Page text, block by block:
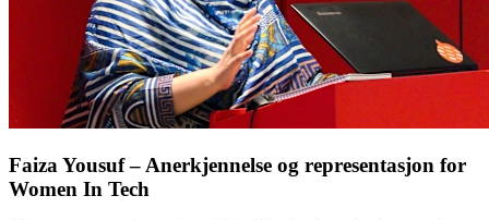
Faiza Yousuf – Anerkjennelse og representasjon for
Women In Tech